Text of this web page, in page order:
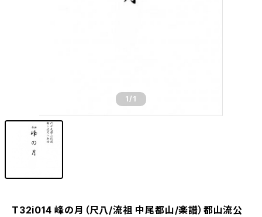
1 /1
T32i014 峰の月（尺八/流祖 中尾都山/楽譜）都山流公